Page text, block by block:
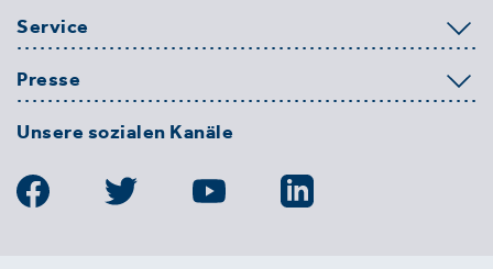
Service
Presse
Unsere sozialen Kanäle